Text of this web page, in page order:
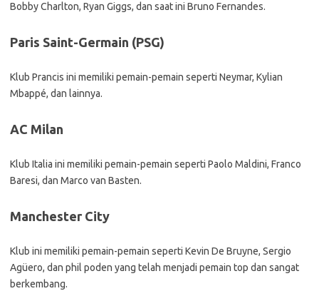
Bobby Charlton, Ryan Giggs, dan saat ini Bruno Fernandes.
Paris Saint-Germain (PSG)
Klub Prancis ini memiliki pemain-pemain seperti Neymar, Kylian
Mbappé, dan lainnya.
AC Milan
Klub Italia ini memiliki pemain-pemain seperti Paolo Maldini, Franco
Baresi, dan Marco van Basten.
Manchester City
Klub ini memiliki pemain-pemain seperti Kevin De Bruyne, Sergio
Agüero, dan phil poden yang telah menjadi pemain top dan sangat
berkembang.